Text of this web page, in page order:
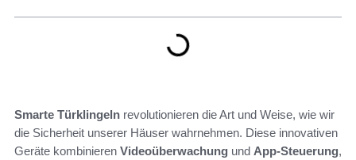
Smarte Türklingeln revolutionieren die Art und Weise, wie wir
die Sicherheit unserer Häuser wahrnehmen. Diese innovativen
Geräte kombinieren Videoüberwachung und App-Steuerung,